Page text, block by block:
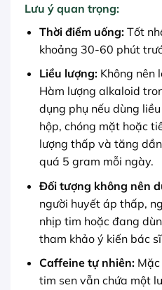
Lưu ý quan trọng:
Thời điểm uống:Tốt
khoảng 30-60 phút
Liều lượng:Không nên
Hàm lượng alkaloid
dụng phụ nếu dùng
hộp, chóng mặt hoặc
lượng thấp và tăng
quá 5 gram mỗi ngày.
Đối tượng không nên
người huyết áp thấp,
nhịp tim hoặc đang
tham khảo ý kiến bác
Caffeine tự nhiên:Mặc
tim sen vẫn chứa một